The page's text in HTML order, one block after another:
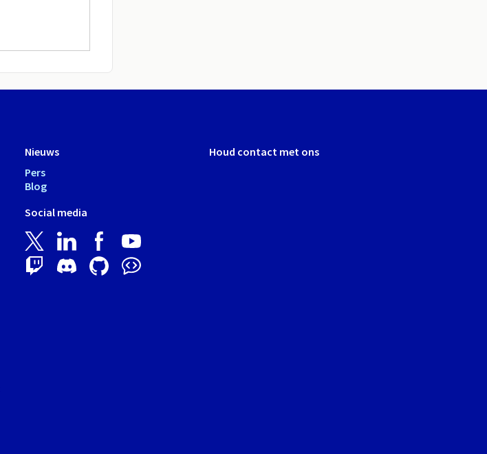
Nieuws
Pers
Blog
Social media
Houd contact met ons